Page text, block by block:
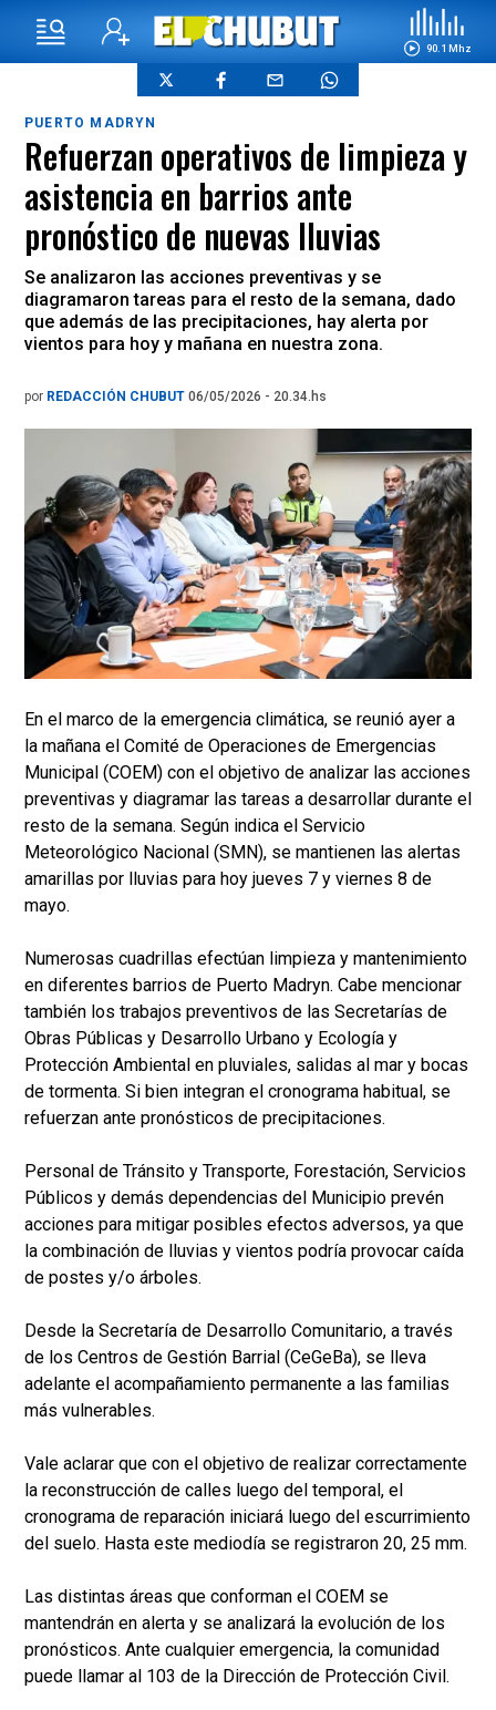
90.1 Mhz
PUERTO MADRYN
Refuerzan operativos de limpieza y
asistencia en barrios ante
pronóstico de nuevas lluvias
Se analizaron las acciones preventivas y se
diagramaron tareas para el resto de la semana, dado
que además de las precipitaciones, hay alerta por
vientos para hoy y mañana en nuestra zona.
por REDACCIÓN CHUBUT 06/05/2026 - 20.34.hs
En el marco de la emergencia climática, se reunió ayer a
la mañana el Comité de Operaciones de Emergencias
Municipal (COEM) con el objetivo de analizar las acciones
preventivas y diagramar las tareas a desarrollar durante el
resto de la semana. Según indica el Servicio
Meteorológico Nacional (SMN), se mantienen las alertas
amarillas por lluvias para hoy jueves 7 y viernes 8 de
mayo.
Numerosas cuadrillas efectúan limpieza y mantenimiento
en diferentes barrios de Puerto Madryn. Cabe mencionar
también los trabajos preventivos de las Secretarías de
Obras Públicas y Desarrollo Urbano y Ecología y
Protección Ambiental en pluviales, salidas al mar y bocas
de tormenta. Si bien integran el cronograma habitual, se
refuerzan ante pronósticos de precipitaciones.
Personal de Tránsito y Transporte, Forestación, Servicios
Públicos y demás dependencias del Municipio prevén
acciones para mitigar posibles efectos adversos, ya que
la combinación de lluvias y vientos podría provocar caída
de postes y/o árboles.
Desde la Secretaría de Desarrollo Comunitario, a través
de los Centros de Gestión Barrial (CeGeBa), se lleva
adelante el acompañamiento permanente a las familias
más vulnerables.
Vale aclarar que con el objetivo de realizar correctamente
la reconstrucción de calles luego del temporal, el
cronograma de reparación iniciará luego del escurrimiento
del suelo. Hasta este mediodía se registraron 20, 25 mm.
Las distintas áreas que conforman el COEM se
mantendrán en alerta y se analizará la evolución de los
pronósticos. Ante cualquier emergencia, la comunidad
puede llamar al 103 de la Dirección de Protección Civil.